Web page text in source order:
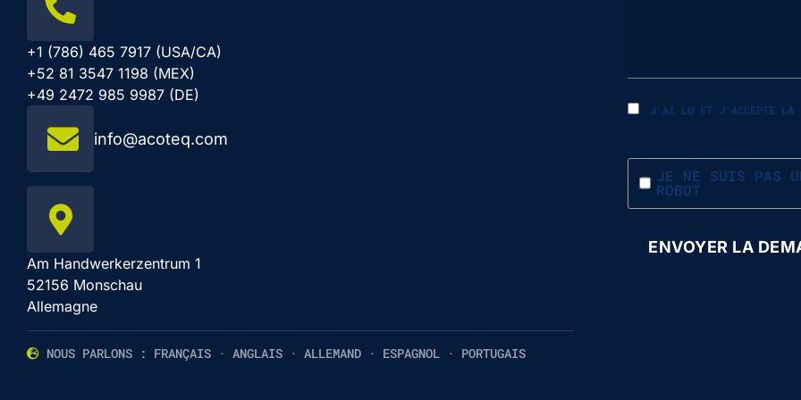
+1 (786) 465 7917 (USA/CA)
+52 81 3547 1198 (MEX)
+49 2472 985 9987 (DE)
info@acoteq.com
Am Handwerkerzentrum 1
52156 Monschau
Allemagne
NOUS PARLONS : FRANÇAIS · ANGLAIS · ALLEMAND · ESPAGNOL · PORTUGAIS
J'AI LU ET J'ACCEPTE LA
JE NE SUIS PAS
ROBOT